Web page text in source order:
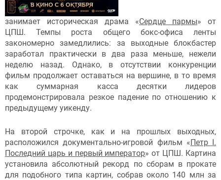
занимает историческая драма «Сердце пармы» от
ЦПШ. Темпы роста общего бокс-офиса ленты
закономерно замедлились: за выходные блокбастер
заработал практически в два раза меньше, нежели
неделю назад. Однако, в отсутствии конкуренции
фильм продолжает оставаться на вершине, в то время
как суммарная касса десятки лидеров
продемонстрировала резкое падение по отношению к
предыдущему уикенду.
На второй строчке, как и на прошлых выходных,
расположился документально-игровой фильм «Петр I.
Последний царь и первый император» от ЦПШ. Картина
установила абсолютный рекорд по сборам в прокате
для подобного типа картин, собрав около 140 млн за